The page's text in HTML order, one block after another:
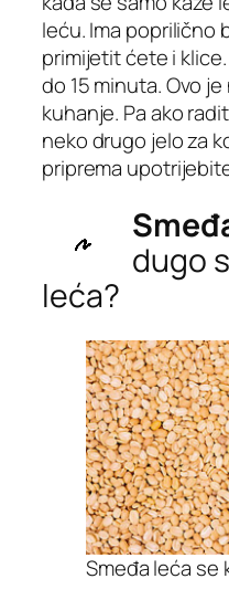
leću. Ima poprilično
primijetit ćete i
do 15 minuta. Ovo
kuhanje. Pa ako
neko drugo jelo za
priprema
dugo
leća?
Smeđa leća se